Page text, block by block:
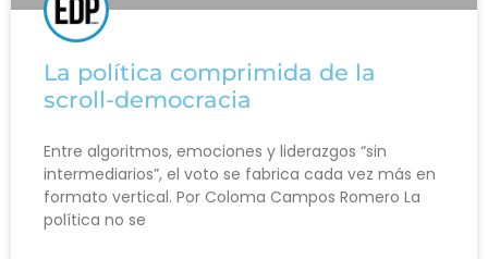
La política comprimida de la
scroll-democracia
Entre algoritmos, emociones y liderazgos “sin
intermediarios”, el voto se fabrica cada vez más en
formato vertical. Por Coloma Campos Romero La
política no se